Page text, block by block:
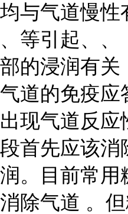
均与气道慢性
、等引起、、
部的浸润有关
气道的免疫应
出现气道反应
段首先应该消
润。目前常用
消除气道 。